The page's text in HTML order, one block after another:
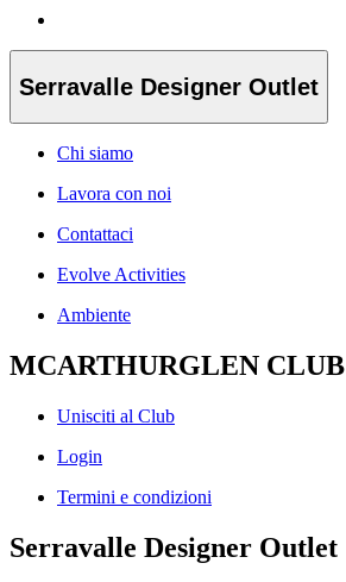
Serravalle Designer Outlet
Chi siamo
Lavora con noi
Contattaci
Evolve Activities
Ambiente
MCARTHURGLEN CLUB
Unisciti al Club
Login
Termini e condizioni
Serravalle Designer Outlet